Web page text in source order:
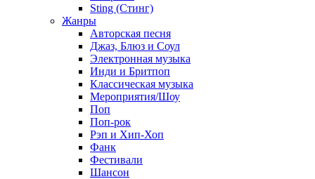
Sting (Стинг)
Жанры
Авторская песня
Джаз, Блюз и Соул
Электронная музыка
Инди и Бритпоп
Классическая музыка
Мероприятия/Шоу
Поп
Поп-рок
Рэп и Хип-Хоп
Фанк
Фестивали
Шансон